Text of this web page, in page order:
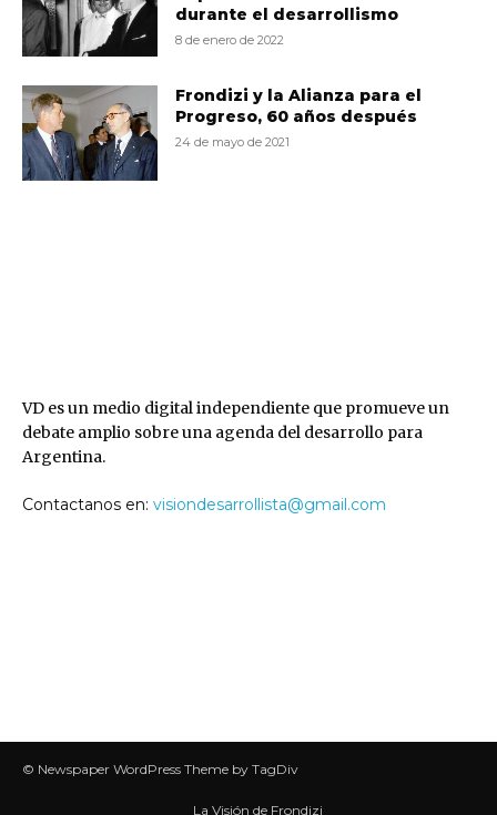
durante el desarrollismo
8 de enero de 2022
Frondizi y la Alianza para el
Progreso, 60 años después
24 de mayo de 2021
VD es un medio digital independiente que promueve un
debate amplio sobre una agenda del desarrollo para
Argentina.
Contactanos en: visiondesarrollista@gmail.com
© Newspaper WordPress Theme by TagDiv
La Visión de Frondizi